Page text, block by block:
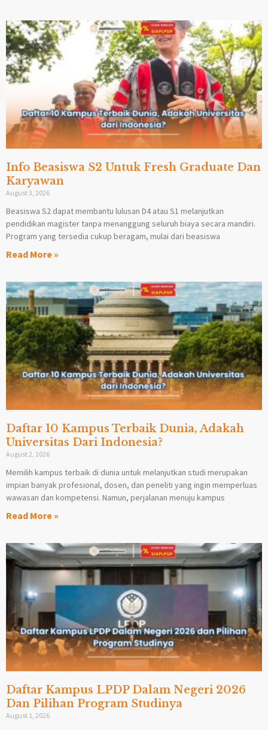
Info Beasiswa S2 Untuk Fresh Graduate Dan
Karyawan
August 3, 2026
Beasiswa S2 dapat membantu lulusan D4 atau S1 melanjutkan
pendidikan magister tanpa menanggung seluruh biaya secara mandiri.
Program yang tersedia cukup beragam, mulai dari beasiswa
Read More »
Daftar 10 Kampus Terbaik Dunia, Adakah
Universitas Dari Indonesia?
August 2, 2026
Memilih kampus terbaik di dunia untuk melanjutkan studi merupakan
impian banyak profesional, dosen, dan peneliti yang ingin memperluas
wawasan dan kompetensi. Namun, perjalanan menuju kampus
Read More »
Daftar Kampus LPDP Dalam Negeri 2026
Dan Pilihan Program Studinya
August 1, 2026